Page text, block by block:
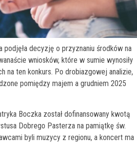
podjęła decyzję o przyznaniu środków na
wniosków, które w sumie wynosiły
na ten konkurs. Po drobiazgowej analizie,
pomiędzy majem a grudniem 2025
Boczka został dofinansowany kwotą
Dobrego Pasterza na pamiątkę św.
byli muzycy z regionu, a koncert ma